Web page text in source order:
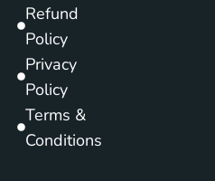
Refund
Policy
Privacy
Policy
Terms &
Conditions